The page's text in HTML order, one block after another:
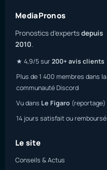
MediaPronos
Pronostics d’expertsdepuis
2010.
★ 4,9/5 sur200+ avis clients
Plus de 1 400 membres dans la
communauté Discord
Vu dans Le Figaro (reportage)
14 jours satisfait ou remboursé
Le site
Conseils & Actus